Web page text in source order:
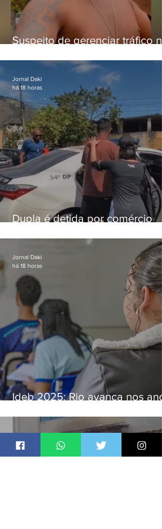
Suspeito de gerenciar tráfico na
foragido
Dupla é detida por comércio
Bangu
Jornal Daki
há 18 horas
Ideb 2025: Rio avança nos
nacional
Jornal Daki
há 18 horas
há 18 horas